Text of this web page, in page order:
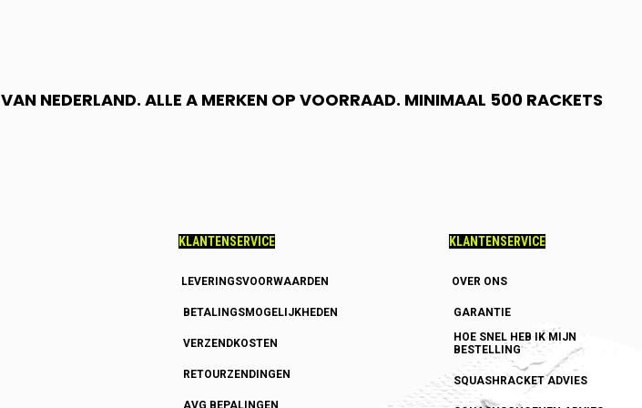
VAN NEDERLAND. ALLE A MERKEN OP VOORRAAD. MINIMAAL 500 RACKETS
KLANTENSERVICE
LEVERINGSVOORWAARDEN
BETALINGSMOGELIJKHEDEN
VERZENDKOSTEN
RETOURZENDINGEN
AVG BEPALINGEN
KLANTENSERVICE
OVER ONS
GARANTIE
HOE SNEL HEB IK MIJN
BESTELLING
SQUASHRACKET ADVIES